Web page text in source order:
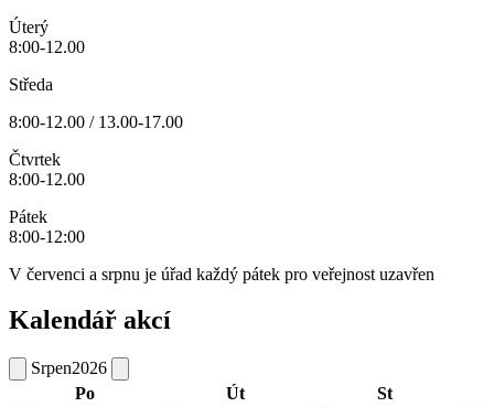
Úterý
8:00-12.00
Středa
8:00-12.00 / 13.00-17.00
Čtvrtek
8:00-12.00
Pátek
8:00-12:00
V červenci a srpnu je úřad každý pátek pro veřejnost uzavřen
Kalendář akcí
Srpen2026
Po
Út
St